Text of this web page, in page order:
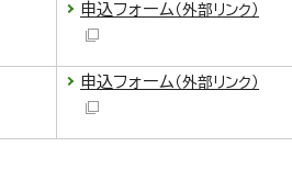
申込フォーム （外部リンク）
申込フォーム （外部リンク）